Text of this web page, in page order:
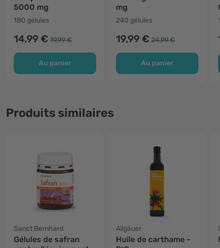
5000 mg
180 gélules
14,99 € 19,99 €
Au panier
mg
240 gélules
19,99 € 24,99 €
Au panier
Produits similaires
Sanct Bernhard
Gélules de safran
Allgäuer
Huile de carthame -